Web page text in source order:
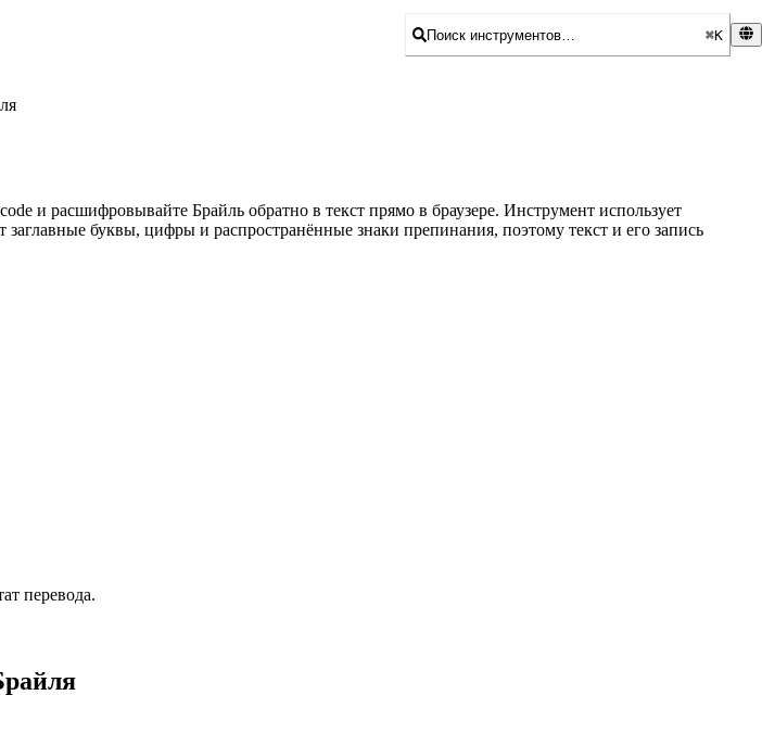
Поиск инструментов… ⌘K
и расшифровывайте Брайль обратно в текст прямо в браузере. Инструмент использует
буквы, цифры и распространённые знаки препинания, поэтому текст и его запись
перевода.